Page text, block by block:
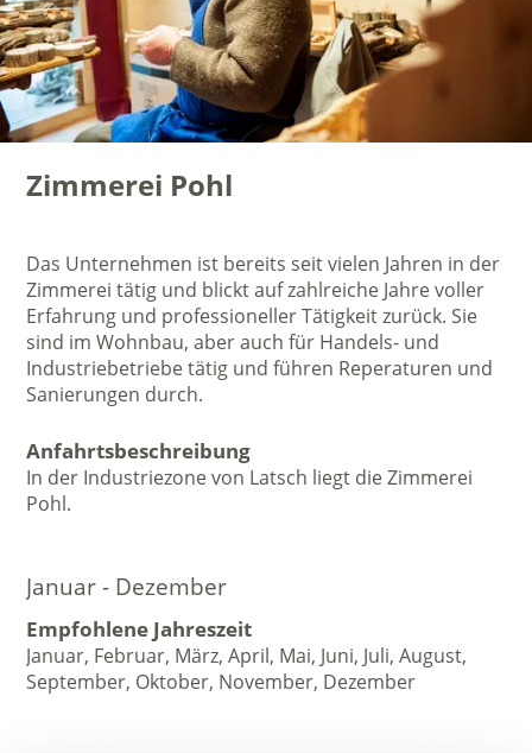
Zimmerei Pohl
Das Unternehmen ist bereits seit vielen Jahren in der
Zimmerei tätig und blickt auf zahlreiche Jahre voller
Erfahrung und professioneller Tätigkeit zurück. Sie
sind im Wohnbau, aber auch für Handels- und
Industriebetriebe tätig und führen Reperaturen und
Sanierungen durch.
Anfahrtsbeschreibung
In der Industriezone von Latsch liegt die Zimmerei
Pohl.
Januar - Dezember
Empfohlene Jahreszeit
Januar, Februar, März, April, Mai, Juni, Juli, August,
September, Oktober, November, Dezember